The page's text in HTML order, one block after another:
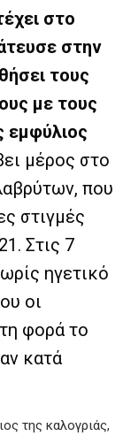
στο
στην
τους
με τους
εμφύλιος
μέρος στο
που
στιγμές
Στις 7
ηγετικό
οι
φορά το
κατά